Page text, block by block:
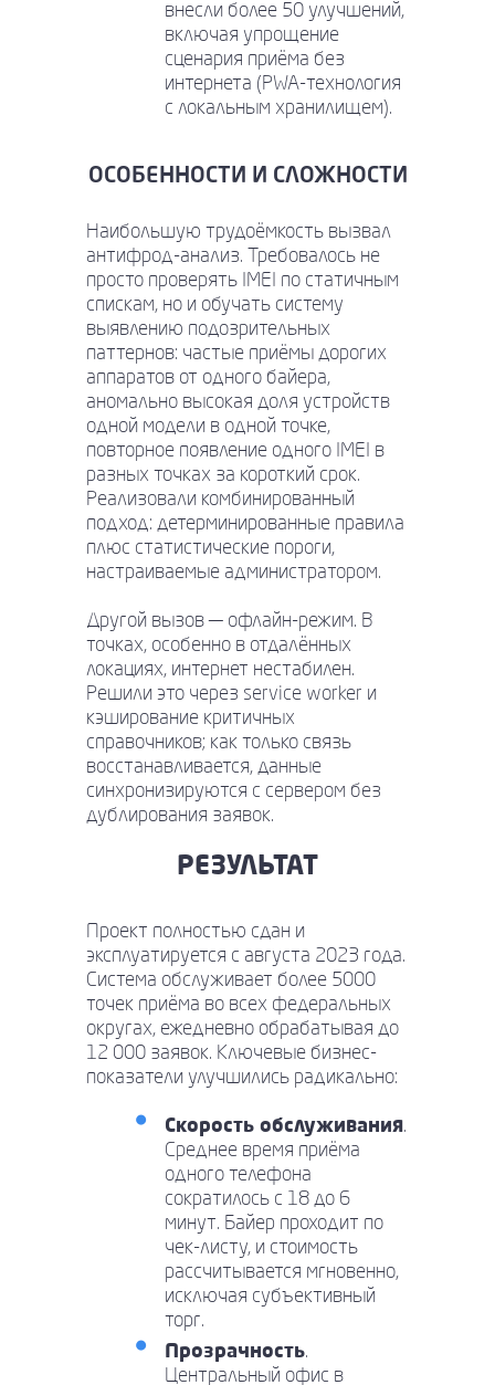
внесли более 50 улучшений,
включая упрощение
сценария приёма без
интернета (PWA-технология
с локальным хранилищем).
ОСОБЕННОСТИ И СЛОЖНОСТИ
Наибольшую трудоёмкость вызвал
антифрод-анализ. Требовалось не
просто проверять IMEI по статичным
спискам, но и обучать систему
выявлению подозрительных
паттернов: частые приёмы дорогих
аппаратов от одного байера,
аномально высокая доля устройств
одной модели в одной точке,
повторное появление одного IMEI в
разных точках за короткий срок.
Реализовали комбинированный
подход: детерминированные правила
плюс статистические пороги,
настраиваемые администратором.
Другой вызов — офлайн-режим. В
точках, особенно в отдалённых
локациях, интернет нестабилен.
Решили это через service worker и
кэширование критичных
справочников; как только связь
восстанавливается, данные
синхронизируются с сервером без
дублирования заявок.
РЕЗУЛЬТАТ
Проект полностью сдан и
эксплуатируется с августа 2023 года.
Система обслуживает более 5000
точек приёма во всех федеральных
округах, ежедневно обрабатывая до
12 000 заявок. Ключевые бизнес-
показатели улучшились радикально:
Скорость обслуживания.
Среднее время приёма
одного телефона
сократилось с 18 до 6
минут. Байер проходит по
чек-листу, и стоимость
рассчитывается мгновенно,
исключая субъективный
торг.
Прозрачность.
Центральный офис в